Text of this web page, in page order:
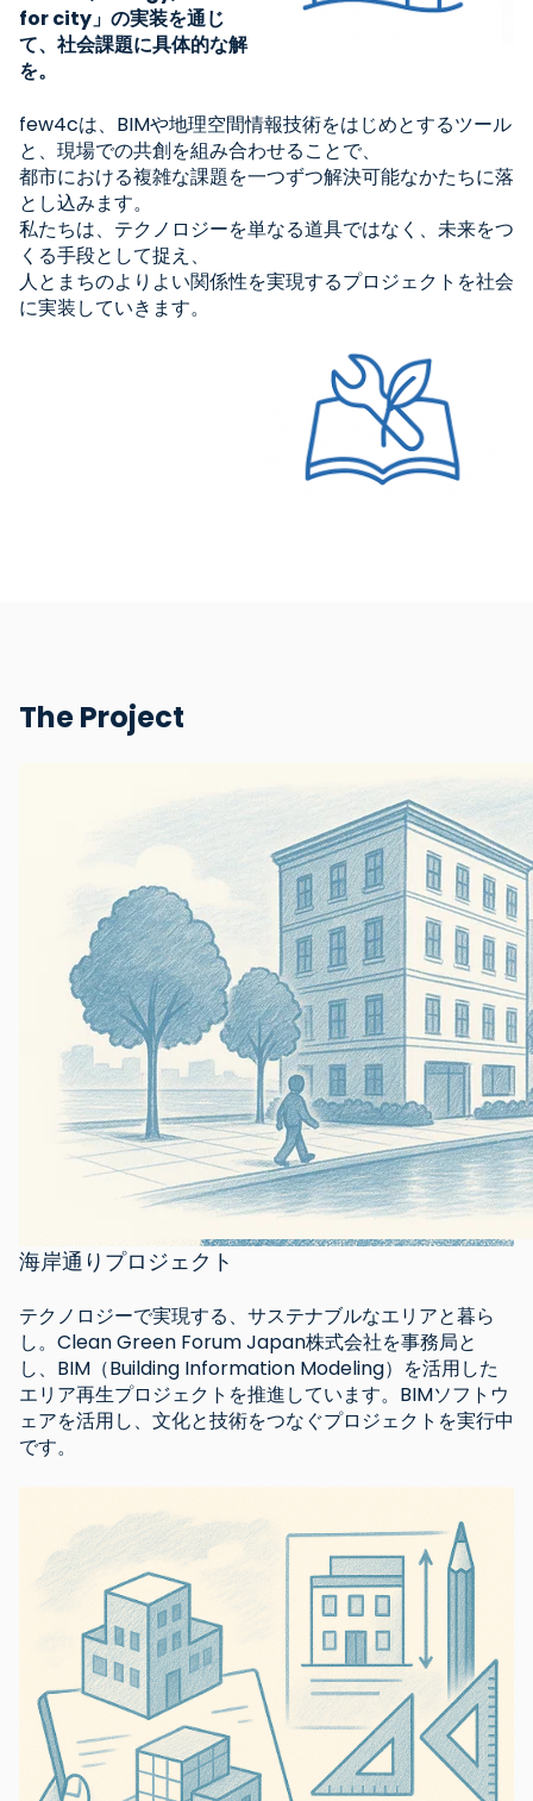
for city」の実装を通じ
て、社会課題に具体的な解
を。
few4cは、BIMや地理空間情報技術をはじめとするツール
と、現場での共創を組み合わせることで、
都市における複雑な課題を一つずつ解決可能なかたちに落
とし込みます。
私たちは、テクノロジーを単なる道具ではなく、未来をつ
くる手段として捉え、
人とまちのよりよい関係性を実現するプロジェクトを社会
に実装していきます。
The Project
海岸通りプロジェクト
テクノロジーで実現する、サステナブルなエリアと暮ら
し。Clean Green Forum Japan株式会社を事務局と
し、BIM（Building Information Modeling）を活用した
エリア再生プロジェクトを推進しています。BIMソフトウ
ェアを活用し、文化と技術をつなぐプロジェクトを実行中
です。